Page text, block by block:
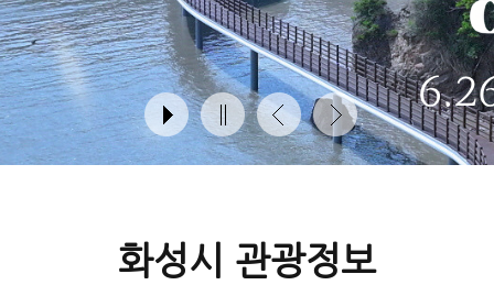
화성시 관광정보